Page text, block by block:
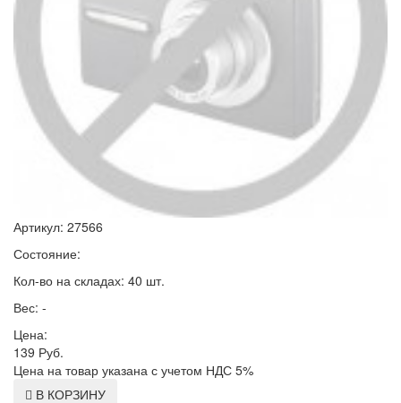
Артикул: 27566
Состояние:
Кол-во на складах: 40 шт.
Вес: -
Цена:
139 Руб.
Цена на товар указана с учетом НДС 5%
В КОРЗИНУ